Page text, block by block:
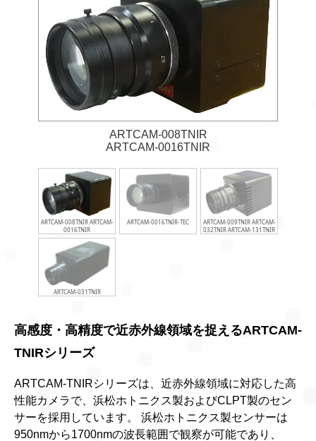
ARTCAM-008TNIR
ARTCAM-0016TNIR
ARTCAM-008TNIR ARTCAM-
0016TNIR
ARTCAM-0016TNIR-TEC
ARTCAM-009TNIR ARTCAM-
032TNIR ARTCAM-131TNIR
ARTCAM-031TNIR
高感度・高精度で近赤外線領域を捉えるARTCAM-
TNIRシリーズ
ARTCAM-TNIRシリーズは、近赤外線領域に対応した高
性能カメラで、浜松ホトニクス製およびCLPT製のセン
サーを採用しています。 浜松ホトニクス製センサーは
950nmから1700nmの波長範囲で観察が可能であり、